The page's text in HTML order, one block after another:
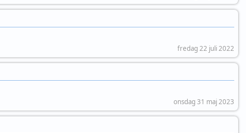
fredag 22 juli 2022
onsdag 31 maj 2023